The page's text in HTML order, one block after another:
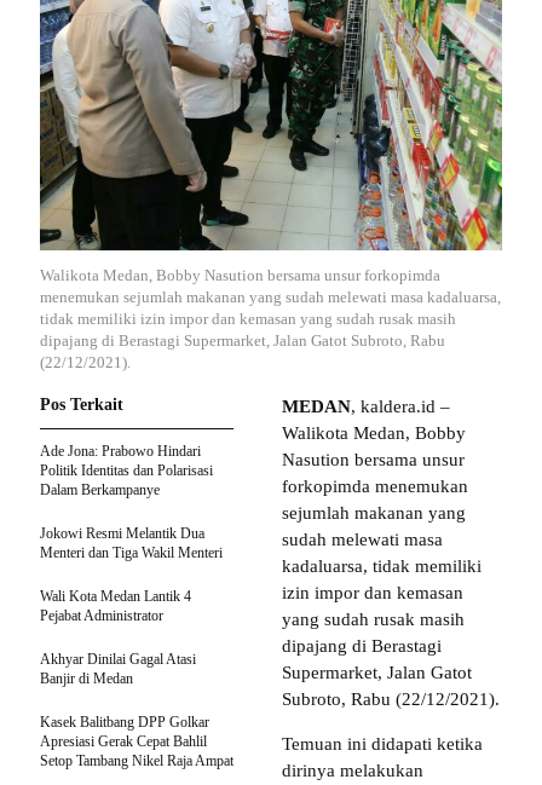
Walikota Medan, Bobby Nasution bersama unsur forkopimda
menemukan sejumlah makanan yang sudah melewati masa kadaluarsa,
tidak memiliki izin impor dan kemasan yang sudah rusak masih
dipajang di Berastagi Supermarket, Jalan Gatot Subroto, Rabu
(22/12/2021).
MEDAN, kaldera.id –
Walikota Medan, Bobby
Nasution bersama unsur
forkopimda menemukan
sejumlah makanan yang
sudah melewati masa
kadaluarsa, tidak memiliki
izin impor dan kemasan
yang sudah rusak masih
dipajang di Berastagi
Supermarket, Jalan Gatot
Subroto, Rabu (22/12/2021).
Temuan ini didapati ketika
dirinya melakukan
Pos Terkait
Ade Jona: Prabowo Hindari
Politik Identitas dan Polarisasi
Dalam Berkampanye
Jokowi Resmi Melantik Dua
Menteri dan Tiga Wakil Menteri
Wali Kota Medan Lantik 4
Pejabat Administrator
Akhyar Dinilai Gagal Atasi
Banjir di Medan
Kasek Balitbang DPP Golkar
Apresiasi Gerak Cepat Bahlil
Setop Tambang Nikel Raja Ampat